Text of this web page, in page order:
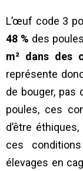
L’œuf code 3
48 % des
m² dans des
représente
de bouger, pas
poules, ces
d’être
ces
élevages en